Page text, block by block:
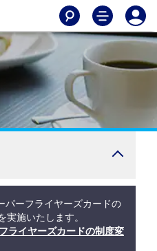
パーフライヤーズカードの
実施いたします。
ライヤーズカードの制度変